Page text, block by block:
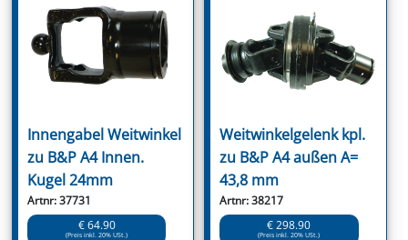
Innengabel Weitwinkel
zu B&P A4 Innen.
Kugel 24mm
Artnr: 37731
€ 64.90
(Preis inkl. 20% USt.)
Weitwinkelgelenk kpl.
zu B&P A4 außen A=
43,8 mm
Artnr: 38217
€ 298.90
(Preis inkl. 20% USt.)